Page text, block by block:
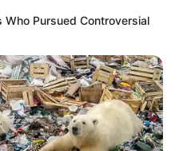
Pursued Controversial